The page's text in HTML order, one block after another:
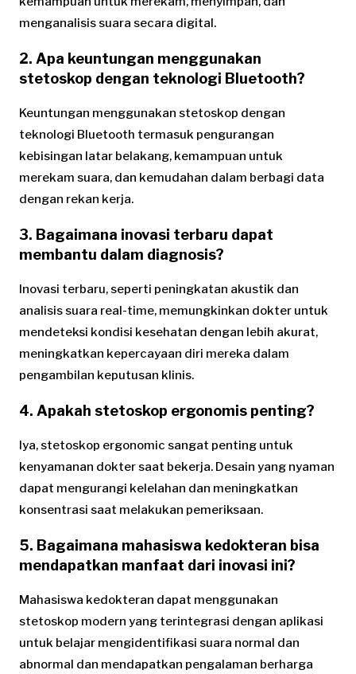
menganalisis suara secara digital.
2. Apa keuntungan menggunakan
stetoskop dengan teknologi Bluetooth?
Keuntungan menggunakan stetoskop dengan
teknologi Bluetooth termasuk pengurangan
kebisingan latar belakang, kemampuan untuk
merekam suara, dan kemudahan dalam berbagi data
dengan rekan kerja.
3. Bagaimana inovasi terbaru dapat
membantu dalam diagnosis?
Inovasi terbaru, seperti peningkatan akustik dan
analisis suara real-time, memungkinkan dokter untuk
mendeteksi kondisi kesehatan dengan lebih akurat,
meningkatkan kepercayaan diri mereka dalam
pengambilan keputusan klinis.
4. Apakah stetoskop ergonomis penting?
Iya, stetoskop ergonomic sangat penting untuk
kenyamanan dokter saat bekerja. Desain yang nyaman
dapat mengurangi kelelahan dan meningkatkan
konsentrasi saat melakukan pemeriksaan.
5. Bagaimana mahasiswa kedokteran bisa
mendapatkan manfaat dari inovasi ini?
Mahasiswa kedokteran dapat menggunakan
stetoskop modern yang terintegrasi dengan aplikasi
untuk belajar mengidentifikasi suara normal dan
abnormal dan mendapatkan pengalaman berharga